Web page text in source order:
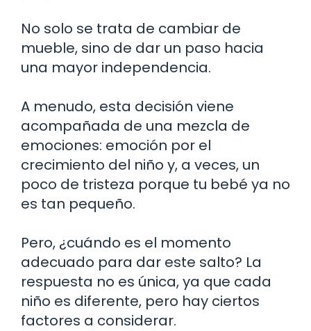
No solo se trata de cambiar de
mueble, sino de dar un paso hacia
una mayor independencia.
A menudo, esta decisión viene
acompañada de una mezcla de
emociones: emoción por el
crecimiento del niño y, a veces, un
poco de tristeza porque tu bebé ya no
es tan pequeño.
Pero, ¿cuándo es el momento
adecuado para dar este salto? La
respuesta no es única, ya que cada
niño es diferente, pero hay ciertos
factores a considerar.